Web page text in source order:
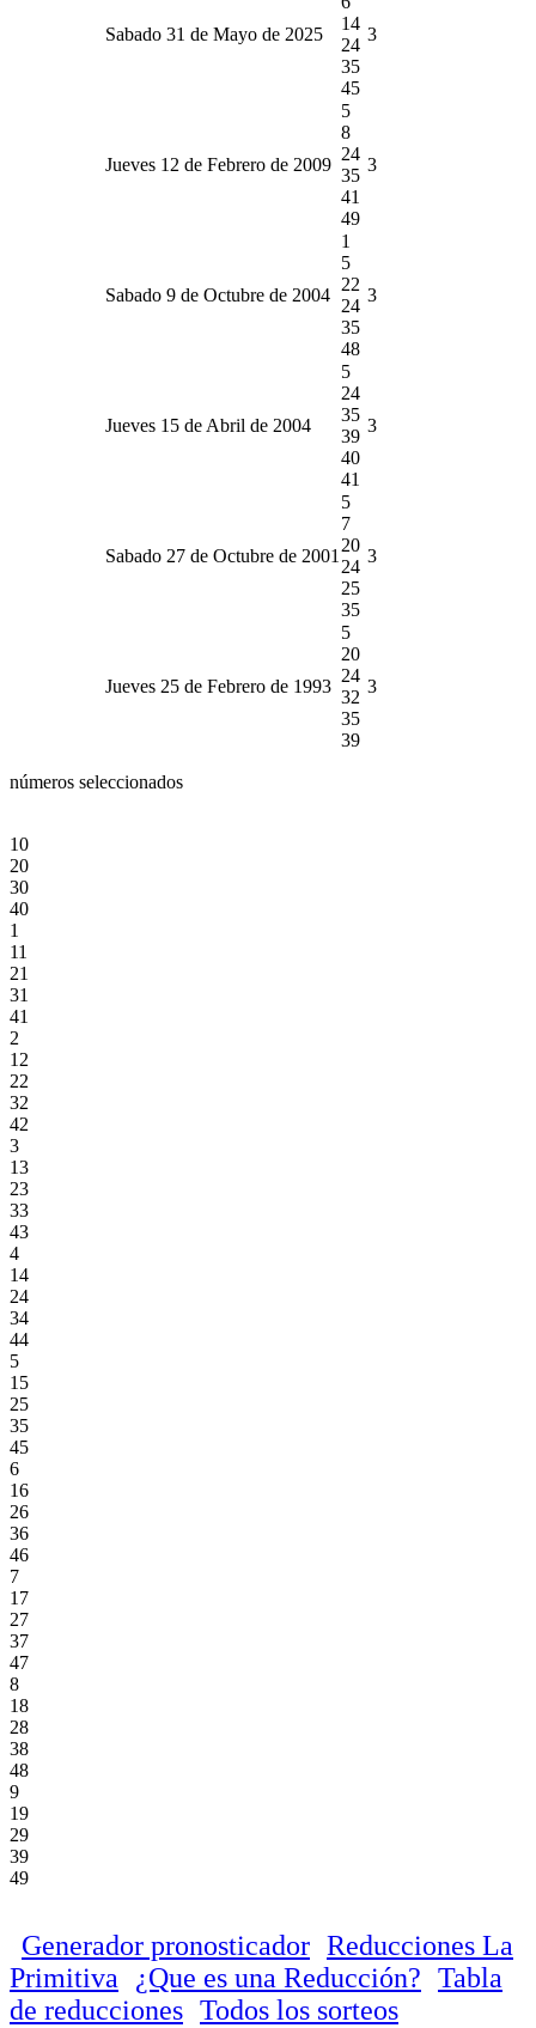
Sabado 31 de Mayo de 2025
14
24
35
45
3
Jueves 12 de Febrero de 2009
5
8
24
35
41
49
3
Sabado 9 de Octubre de 2004
1
5
22
24
35
48
3
Jueves 15 de Abril de 2004
5
24
35
39
40
41
3
Sabado 27 de Octubre de 2001
5
7
20
24
25
35
3
Jueves 25 de Febrero de 1993
5
20
24
32
35
39
3
números seleccionados
10
20
30
40
1
11
21
31
41
2
12
22
32
42
3
13
23
33
43
4
14
24
34
44
5
15
25
35
45
6
16
26
36
46
7
17
27
37
47
8
18
28
38
48
9
19
29
39
49
Generador pronosticador Reducciones La
Primitiva
¿Que es una Reducción? Tabla
de reducciones Todos los sorteos